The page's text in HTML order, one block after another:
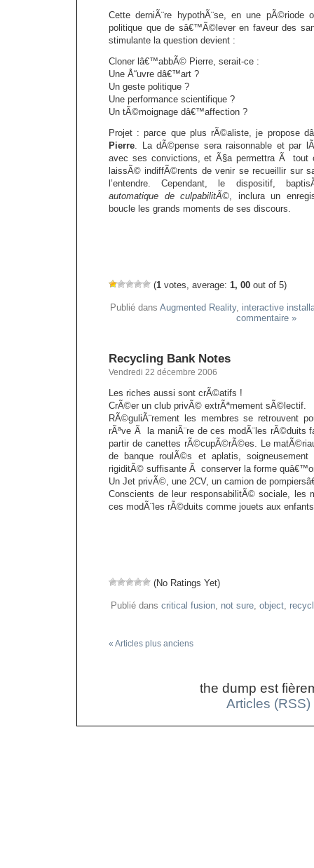
Cette derniÃ¨re hypothÃ¨se, en une pÃ©riode
politique que de sâ€™Ã©lever en faveur des
stimulante la question devient :
Cloner lâ€™abbÃ© Pierre, serait-ce :
Une Å“uvre dâ€™art ?
Un geste politique ?
Une performance scientifique ?
Un tÃ©moignage dâ€™affection ?
Projet : parce que plus rÃ©aliste, je propose
Pierre. La dÃ©pense sera raisonnable et par
avec ses convictions, et Ã§a permettra Ã tout
laissÃ© indiffÃ©rents de venir se recueillir sur
l’entendre. Cependant, le dispositif,
automatique de culpabilitÃ©, inclura un
boucle les grands moments de ses discours.
(1 votes, average: 1, 00 out of 5)
Publié dans Augmented Reality, interactive
commentaire »
Recycling Bank Notes
Vendredi 22 décembre 2006
Les riches aussi sont crÃ©atifs !
CrÃ©er un club privÃ© extrÃªmement sÃ©lectif.
RÃ©guliÃ¨rement les membres se retrouvent
rÃªve Ã la maniÃ¨re de ces modÃ¨les rÃ©duits
partir de canettes rÃ©cupÃ©rÃ©es. Le
de banque roulÃ©s et aplatis,
rigiditÃ© suffisante Ã conserver la forme
Un Jet privÃ©, une 2CV, un camion de
Conscients de leur responsabilitÃ© sociale, les
ces modÃ¨les rÃ©duits comme jouets aux
(No Ratings Yet)
Publié dans critical fusion, not sure, object,
« Articles plus anciens
the dump est
Articles (RSS)